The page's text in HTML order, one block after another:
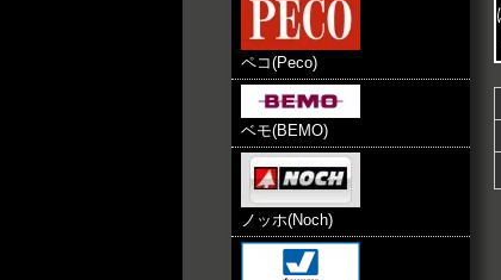
ペコ(Peco)
ベモ(BEMO)
ノッホ(Noch)